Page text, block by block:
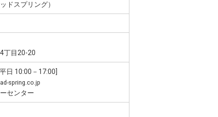
ドスプリング）
丁目20-20
日 10:00－17:00]
spring.co.jp
センター